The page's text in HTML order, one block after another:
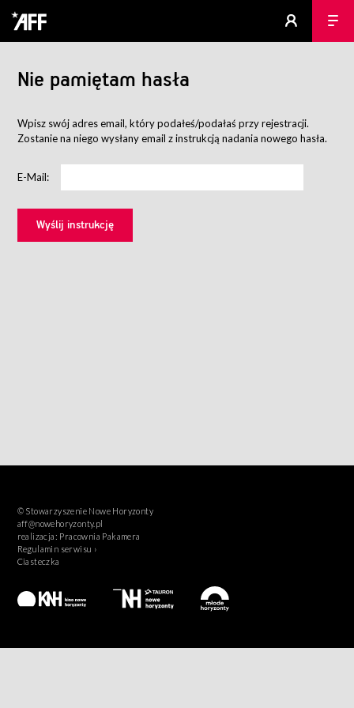
Nie pamiętam hasła
Wpisz swój adres email, który podałeś/podałaś przy rejestracji.
Zostanie na niego wysłany email z instrukcją nadania nowego hasła.
E-Mail:
© Stowarzyszenie Nowe Horyzonty
aff@nowehoryzonty.pl
realizacja: Pracownia Pakamera
Regulamin serwisu ›
Ciasteczka